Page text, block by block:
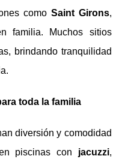
como Saint Girons,
familia. Muchos sitios
brindando tranquilidad
toda la familia
diversión y comodidad
piscinas con jacuzzi,